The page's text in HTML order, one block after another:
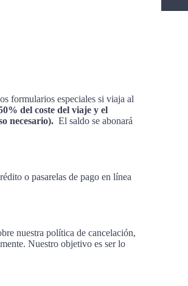
formularios especiales si viaja al
del coste del viaje y el
necesario). El saldo se abonará
o pasarelas de pago en línea
nuestra política de cancelación,
Nuestro objetivo es ser lo